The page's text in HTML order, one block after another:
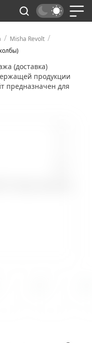
/ Misha Revolt /
(доставка)
продукции
предназначен для